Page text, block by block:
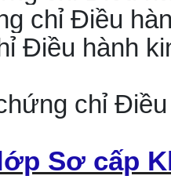
chỉ Điều
Điều hành
chỉ
Sơ cấp